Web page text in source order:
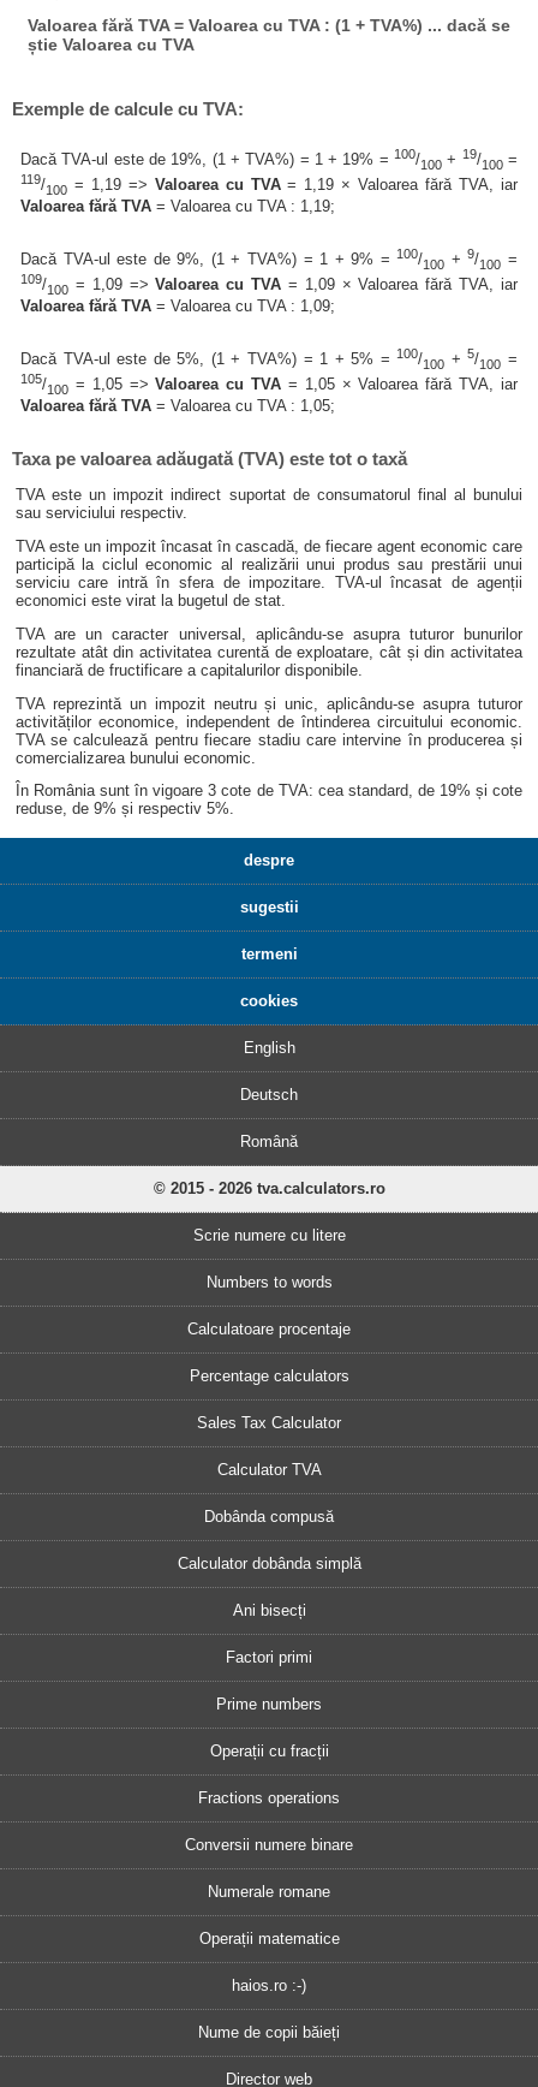
Valoarea fără TVA = Valoarea cu TVA : (1 + TVA%) ... dacă se
știe Valoarea cu TVA
Exemple de calcule cu TVA:
Dacă TVA-ul este de 19%, (1 + TVA%) = 1 + 19% = 100/100+ 19/100=
119/100 = 1,19 => Valoarea cu TVA= 1,19 × Valoarea fără TVA, iar
Valoarea fără TVA = Valoarea cu TVA : 1,19;
Dacă TVA-ul este de 9%, (1 + TVA%) = 1 + 9% =100/100 +9/100 =
109/100 = 1,09 =>Valoarea cu TVA = 1,09 × Valoarea fără TVA, iar
Valoarea fără TVA = Valoarea cu TVA : 1,09;
Dacă TVA-ul este de 5%, (1 + TVA%) = 1 + 5% =100/100 +5/100 =
105/100 = 1,05 =>Valoarea cu TVA = 1,05 × Valoarea fără TVA, iar
Valoarea fără TVA = Valoarea cu TVA : 1,05;
Taxa pe valoarea adăugată (TVA) este tot o taxă
TVA este un impozit indirect suportat de consumatorul final al bunului
sau serviciului respectiv.
TVA este un impozit încasat în cascadă, de fiecare agent economic care
participă la ciclul economic al realizării unui produs sau prestării unui
serviciu care intră în sfera de impozitare. TVA-ul încasat de agenții
economici este virat la bugetul de stat.
TVA are un caracter universal, aplicându-se asupra tuturor bunurilor
rezultate atât din activitatea curentă de exploatare, cât și din activitatea
financiară de fructificare a capitalurilor disponibile.
TVA reprezintă un impozit neutru și unic, aplicându-se asupra tuturor
activităților economice, independent de întinderea circuitului economic.
TVA se calculează pentru fiecare stadiu care intervine în producerea și
comercializarea bunului economic.
În România sunt în vigoare 3 cote de TVA: cea standard, de 19% și cote
reduse, de 9% și respectiv 5%.
despre
sugestii
termeni
cookies
English
Deutsch
Română
© 2015 - 2026 tva.calculators.ro
Scrie numere cu litere
Numbers to words
Calculatoare procentaje
Percentage calculators
Sales Tax Calculator
Calculator TVA
Dobânda compusă
Calculator dobânda simplă
Ani bisecți
Factori primi
Prime numbers
Operații cu fracții
Fractions operations
Conversii numere binare
Numerale romane
Operații matematice
haios.ro :-)
Nume de copii băieți
Director web